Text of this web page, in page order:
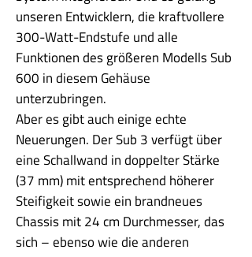
unseren Entwicklern, die kraftvollere
300-Watt-Endstufe und alle
Funktionen des größeren Modells Sub
600 in diesem Gehäuse
unterzubringen.
Aber es gibt auch einige echte
Neuerungen. Der Sub 3 verfügt über
eine Schallwand in doppelter Stärke
(37 mm) mit entsprechend höherer
Steifigkeit sowie ein brandneues
Chassis mit 24 cm Durchmesser, das
sich – ebenso wie die anderen